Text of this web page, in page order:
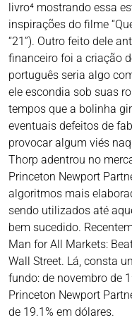
livro⁴ mostrando essa
inspirações do filme
“21”). Outro feito dele
financeiro foi a criação
português seria algo
ele escondia sob suas
tempos que a bolinha
eventuais defeitos de
provocar algum viés
Thorp adentrou no
Princeton Newport
algoritmos mais
sendo utilizados até
bem sucedido.
Man for All Markets:
Wall Street. Lá, consta
fundo: de novembro de
Princeton Newport
de 19.1% em dólares.